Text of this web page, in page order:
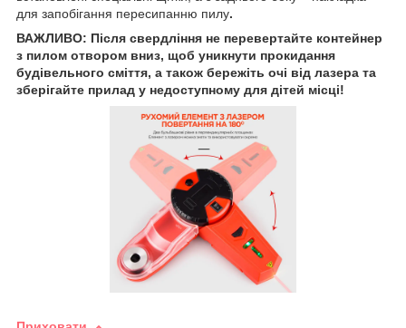
для запобігання пересипанню пилу.
ВАЖЛИВО: Після свердління не перевертайте контейнер
з пилом отвором вниз, щоб уникнути прокидання
будівельного сміття, а також бережіть очі від лазера та
зберігайте прилад у недоступному для дітей місці!